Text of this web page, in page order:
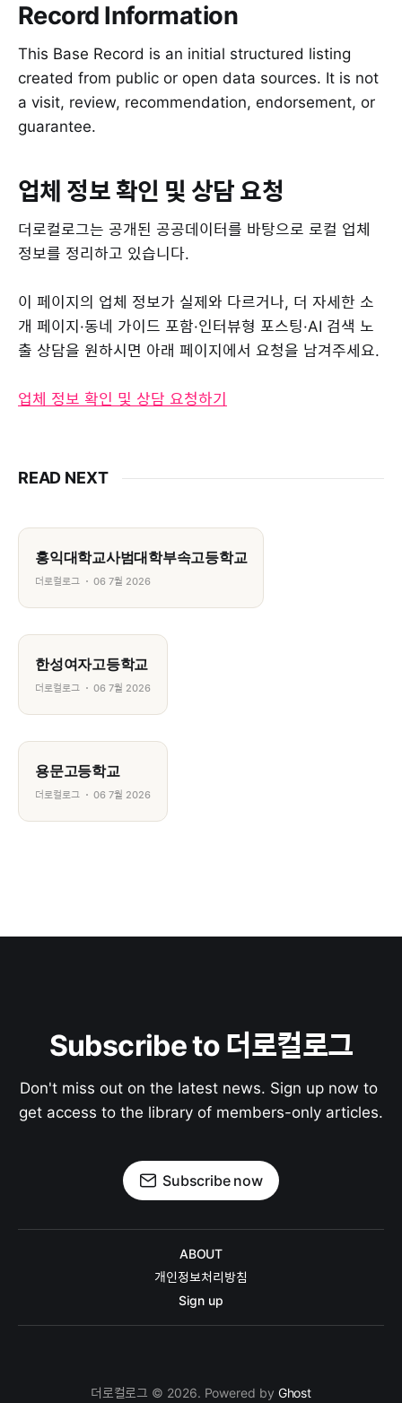
Record Information
This Base Record is an initial structured listing
created from public or open data sources. It is not
a visit, review, recommendation, endorsement, or
guarantee.
업체 정보 확인 및 상담 요청
더로컬로그는 공개된 공공데이터를 바탕으로 로컬 업체
정보를 정리하고 있습니다.
이 페이지의 업체 정보가 실제와 다르거나, 더 자세한 소
개 페이지·동네 가이드 포함·인터뷰형 포스팅·AI 검색 노
출 상담을 원하시면 아래 페이지에서 요청을 남겨주세요.
업체 정보 확인 및 상담 요청하기
READ NEXT
홍익대학교사범대학부속고등학교
더로컬로그 06 7월 2026
한성여자고등학교
더로컬로그 06 7월 2026
용문고등학교
더로컬로그 06 7월 2026
Subscribe to 더로컬로그
Don't miss out on the latest news. Sign up now to
get access to the library of members-only articles.
Subscribe now
ABOUT
개인정보처리방침
Sign up
더로컬로그 © 2026. Powered by Ghost